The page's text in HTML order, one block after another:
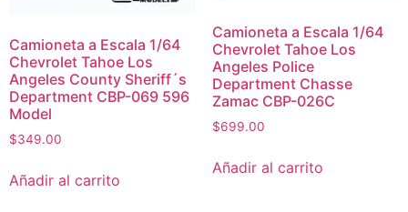
Camioneta a Escala 1/64
Chevrolet Tahoe Los
Angeles County Sheriff´s
Department CBP-069 596
Model
$349.00
Añadir al carrito
Camioneta a Escala 1/64
Chevrolet Tahoe Los
Angeles Police
Department Chasse
Zamac CBP-026C
$699.00
Añadir al carrito